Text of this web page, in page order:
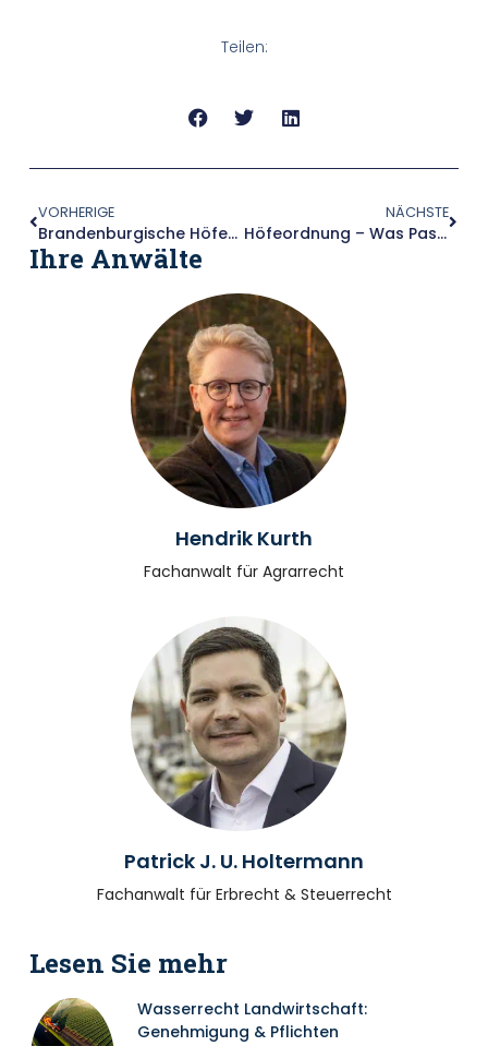
Teilen:
VORHERIGE
Brandenburgische Höfeordnung (BbgHöfeOG) – Hofeigenschaft Prüfen
NÄCHSTE
Höfeordnung – Was Passiert, Wenn Der Erbe Kein Landwirt Ist?
Ihre Anwälte
Hendrik Kurth
Fachanwalt für Agrarrecht
Patrick J. U. Holtermann
Fachanwalt für Erbrecht & Steuerrecht
Lesen Sie mehr
Wasserrecht Landwirtschaft:
Genehmigung & Pflichten